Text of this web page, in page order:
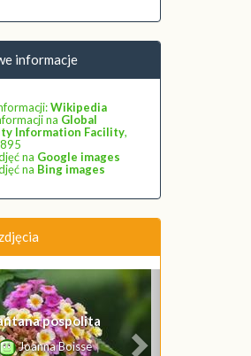
informacje
Wikipedia
na Global
Information Facility,
na Google images
na Bing images
pospolita
Joanna Boisse
Następne